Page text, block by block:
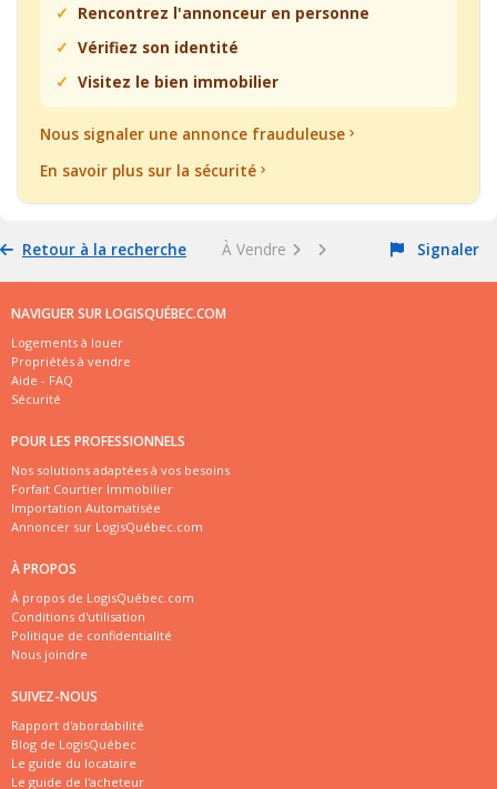
Rencontrez l'annonceur en personne
Vérifiez son identité
Visitez le bien immobilier
Nous signaler une annonce frauduleuse
En savoir plus sur la sécurité
Retour à la recherche À Vendre Signaler
NAVIGUER SUR LOGISQUÉBEC.COM
Logements à louer
Propriétés à vendre
Aide - FAQ
Sécurité
POUR LES PROFESSIONNELS
Nos solutions adaptées à vos besoins
Forfait Courtier Immobilier
Importation Automatisée
Annoncer sur LogisQuébec.com
À PROPOS
À propos de LogisQuébec.com
Conditions d'utilisation
Politique de confidentialité
Nous joindre
SUIVEZ-NOUS
Rapport d'abordabilité
Blog de LogisQuébec
Le guide du locataire
Le guide de l'acheteur